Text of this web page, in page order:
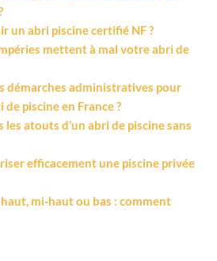
un abri piscine certifié NF ?
mettent à mal votre abri de
démarches administratives pour
piscine en France ?
les atouts d’un abri de piscine sans
efficacement une piscine privée
mi‑haut ou bas : comment